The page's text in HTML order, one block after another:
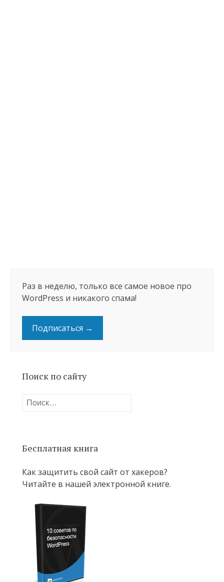
Раз в неделю, только все самое новое про
WordPress и никакого спама!
Подписаться →
Поиск по сайту
Найти:
Бесплатная книга
Как защитить свой сайт от хакеров?
Читайте в нашей электронной книге.